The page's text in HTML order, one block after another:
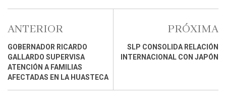
ANTERIOR
GOBERNADOR RICARDO
GALLARDO SUPERVISA
ATENCIÓN A FAMILIAS
AFECTADAS EN LA HUASTECA
PRÓXIMA
SLP CONSOLIDA RELACIÓN
INTERNACIONAL CON JAPÓN